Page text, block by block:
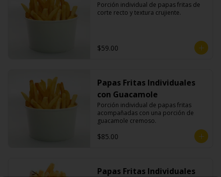
Porción individual de papas fritas de
corte recto y textura crujiente.
$59.00
Papas Fritas Individuales
con Guacamole
Porción individual de papas fritas
acompañadas con una porción de
guacamole cremoso.
$85.00
Papas Fritas Individuales